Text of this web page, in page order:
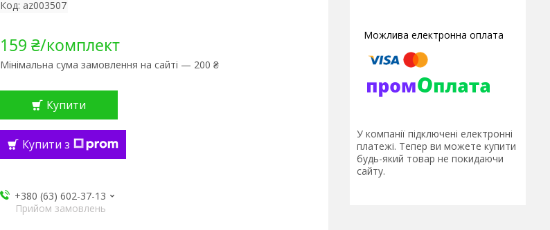
Код: az003507
159 ₴/комплект
Мінімальна сума замовлення на сайті — 200 ₴
Купити
Купити з
+380 (63) 602-37-13
Прийом замовлень
У компанії підключені електронні
платежі. Тепер ви можете купити
будь-який товар не покидаючи
сайту.